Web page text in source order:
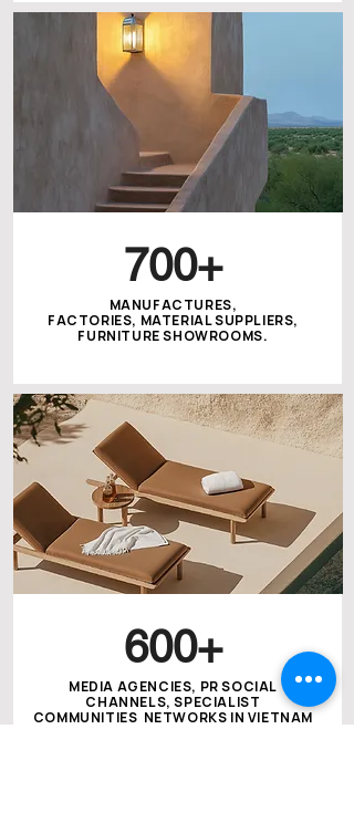
700+
MANUFACTURES,
FACTORIES, MATERIAL SUPPLIERS,
FURNITURE SHOWROOMS.
600+
MEDIA AGENCIES, PR SOCIAL
CHANNELS, SPECIALIST
COMMUNITIES NETWORKS IN VIETNAM